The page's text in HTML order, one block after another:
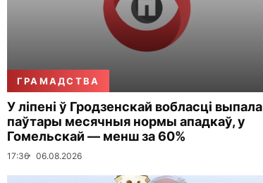
ГРАМАДСТВА
У ліпені ў Гродзенскай вобласці выпала
паўтары месячныя нормы ападкаў, у
Гомельскай — менш за 60%
17:36 06.08.2026